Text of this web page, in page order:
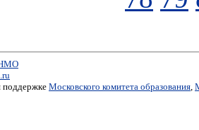
поддержке Московского комитета образования,